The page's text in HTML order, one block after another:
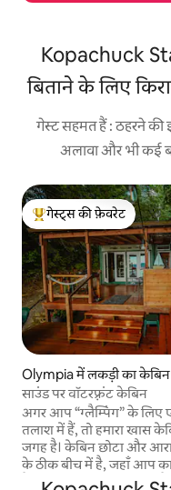
Kopachuck
बिताने के लिए
गेस्ट सहमत हैं : ठहरने
अलावा और भी कई
गेस्ट्स का टॉप फ़ेवरेट
गेस्ट्स की फ़ेवरेट
Olympia में लकड़ी का केबिन
साउंड पर वॉटरफ़्रंट केबिन
अगर आप “ग्लैम्पिंग” के लिए
तलाश में हैं, तो हमारा खास
जगह है। केबिन छोटा और
के ठीक बीच में है, जहाँ आप
कैनो का इस्तेमाल कर सकते हैं। इसमें ऊपर